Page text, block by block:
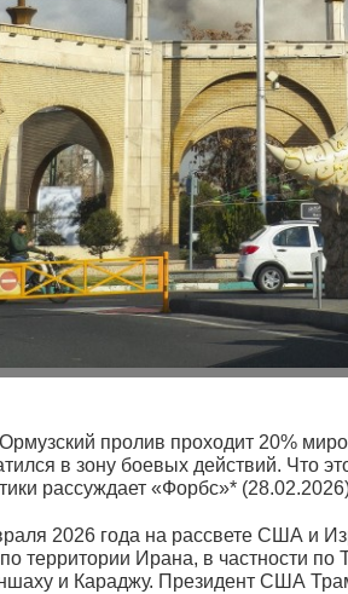
пролив проходит 20%
в зону боевых действий. Что
рассуждает «Форбс»*
2026 года на рассвете США и
территории Ирана, в частности по
и Караджу. Президент США